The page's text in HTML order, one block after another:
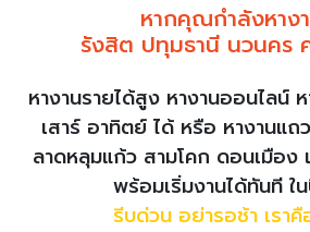
หากคุณกำลังหาง
รังสิต ปทุมธานี นวนคร
หางานรายได้สูง หางานออนไลน์
เสาร์ อาทิตย์ ได้ หรือ หางานแ
ลาดหลุมแก้ว สามโคก ดอนเมือง
พร้อมเริ่มงานได้ทันที ใ
รีบด่วน อย่ารอช้า เรา